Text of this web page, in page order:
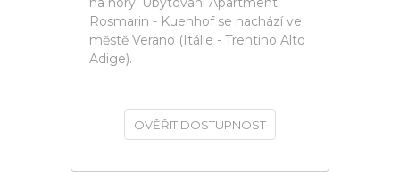
Rosmarin - Kuenhof se nachází ve
městě Verano (Itálie - Trentino Alto
Adige).
OVĚŘIT DOSTUPNOST